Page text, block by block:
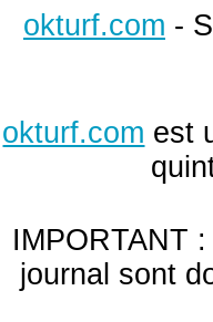
okturf.com -
okturf.com est
IMPORTANT
journal sont